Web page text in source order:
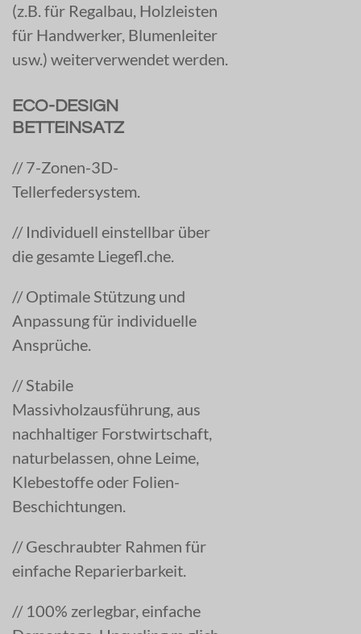
(z.B. für Regalbau, Holzleisten
für Handwerker, Blumenleiter
usw.) weiterverwendet werden.
ECO-DESIGN
BETTEINSATZ
// 7-Zonen-3D-
Tellerfedersystem.
// Individuell einstellbar über
die gesamte Liegefl.che.
// Optimale Stützung und
Anpassung für individuelle
Ansprüche.
// Stabile
Massivholzausführung, aus
nachhaltiger Forstwirtschaft,
naturbelassen, ohne Leime,
Klebestoffe oder Folien-
Beschichtungen.
// Geschraubter Rahmen für
einfache Reparierbarkeit.
// 100% zerlegbar, einfache